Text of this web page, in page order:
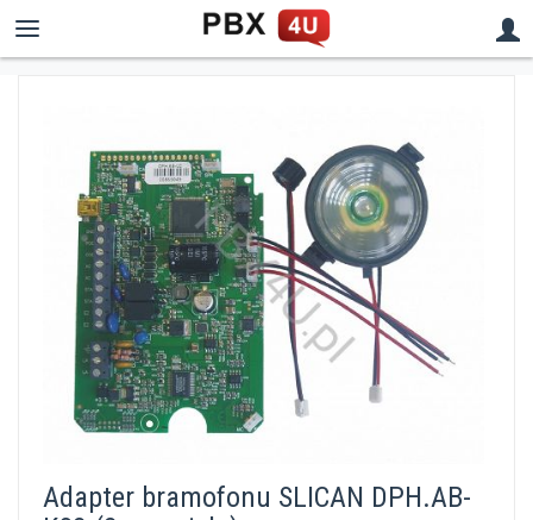
Adapter bramofonu SLICAN DPH.AB-